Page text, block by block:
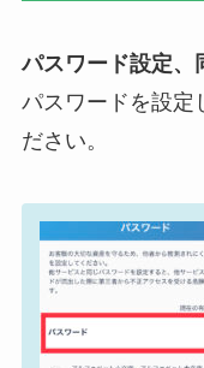
パスワード設定、
パスワードを設定
ださい。